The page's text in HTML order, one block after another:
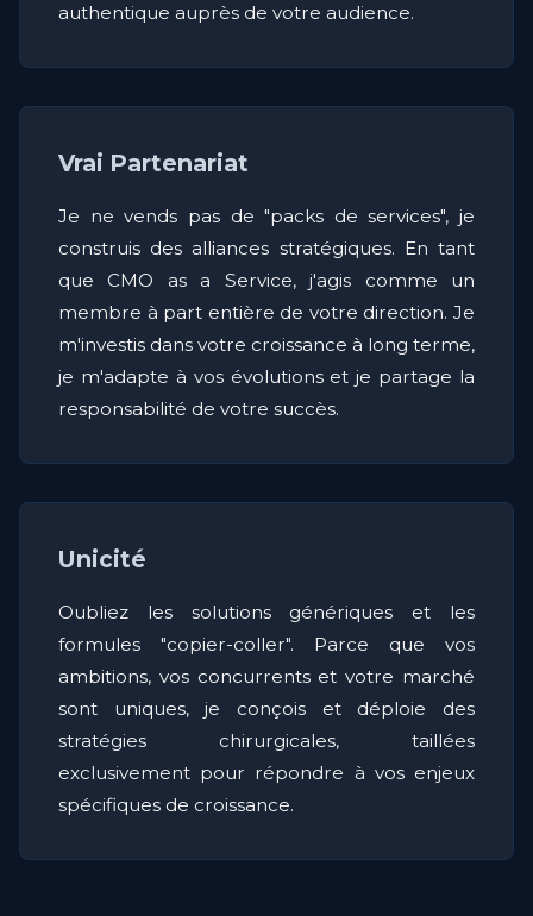
authentique auprès de votre audience.
Vrai Partenariat
Je ne vends pas de "packs de services", je
construis des alliances stratégiques. En tant
que CMO as a Service, j'agis comme un
membre à part entière de votre direction. Je
m'investis dans votre croissance à long terme,
je m'adapte à vos évolutions et je partage la
responsabilité de votre succès.
Unicité
Oubliez les solutions génériques et les
formules "copier-coller". Parce que vos
ambitions, vos concurrents et votre marché
sont uniques, je conçois et déploie des
stratégies chirurgicales, taillées
exclusivement pour répondre à vos enjeux
spécifiques de croissance.